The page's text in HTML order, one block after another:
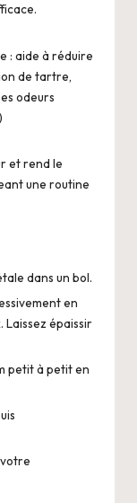
: aide à réduire
de tartre,
odeurs
et rend le
une routine
dans un bol.
en
épaissir
petit à petit en